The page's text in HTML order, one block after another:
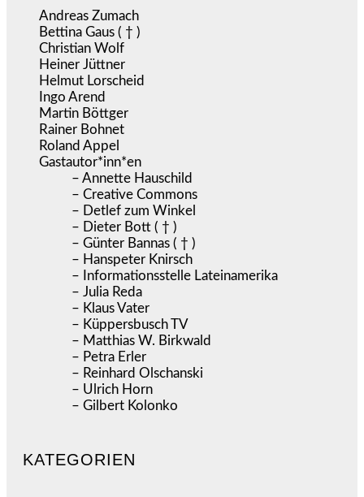
Andreas Zumach
Bettina Gaus ( † )
Christian Wolf
Heiner Jüttner
Helmut Lorscheid
Ingo Arend
Martin Böttger
Rainer Bohnet
Roland Appel
Gastautor*inn*en
– Annette Hauschild
– Creative Commons
– Detlef zum Winkel
– Dieter Bott ( † )
– Günter Bannas ( † )
– Hanspeter Knirsch
– Informationsstelle Lateinamerika
– Julia Reda
– Klaus Vater
– Küppersbusch TV
– Matthias W. Birkwald
– Petra Erler
– Reinhard Olschanski
– Ulrich Horn
– Gilbert Kolonko
KATEGORIEN